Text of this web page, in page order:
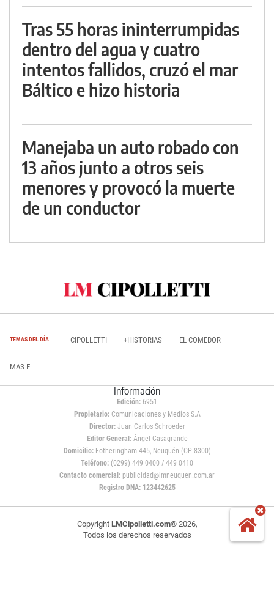
Tras 55 horas ininterrumpidas
dentro del agua y cuatro
intentos fallidos, cruzó el mar
Báltico e hizo historia
Manejaba un auto robado con
13 años junto a otros seis
menores y provocó la muerte
de un conductor
TEMAS DEL DÍA CIPOLLETTI +HISTORIAS EL COMEDOR
MAS E
Información
Edición: 6951
Propietario:Comunicaciones y Medios S.A
Director: Juan Carlos Schroeder
Editor General:Ángel Casagrande
Domicilio:Fotheringham 445, Neuquén (CP 8300)
Teléfono: (0299) 449 0400 / 449 0410
Contacto comercial: publicidad@lmneuquen.com.ar
Registro DNA: 123442625
Copyright LMCipolletti.com© 2026,
Todos los derechos reservados